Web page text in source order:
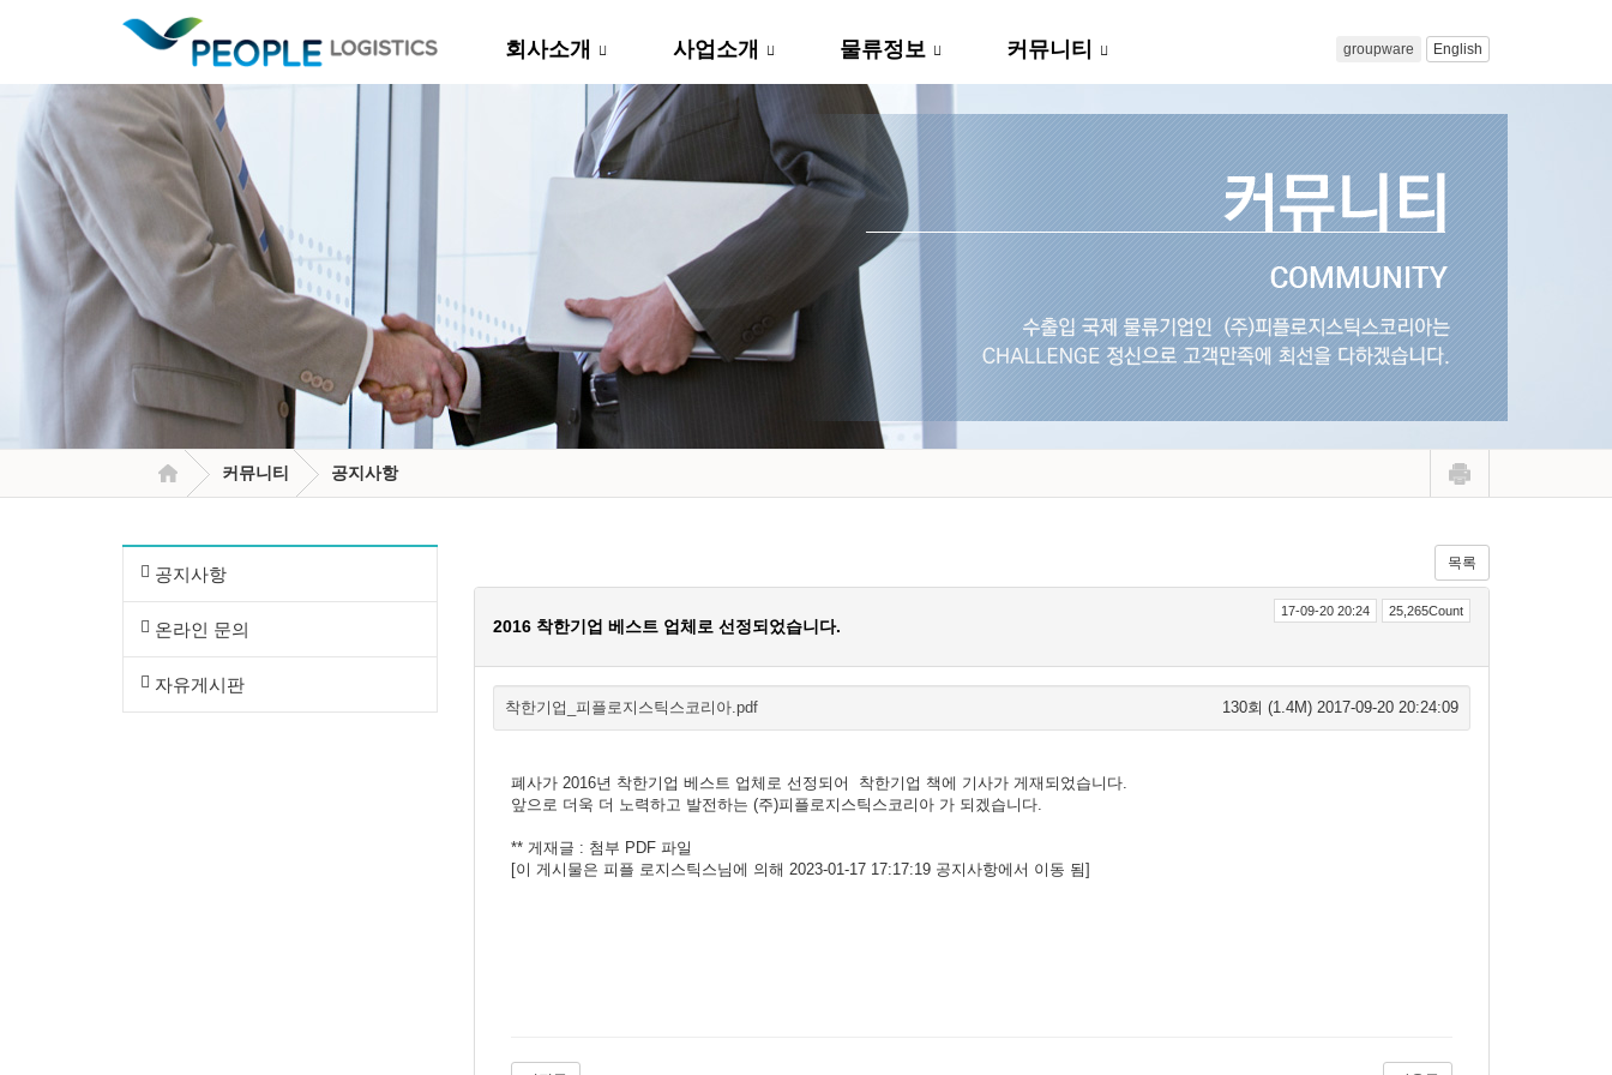
회사소개 사업소개 물류정보 커뮤니티 groupware English
커뮤니티 공지사항
공지사항
온라인 문의
자유게시판
목록
2016 착한기업 베스트 업체로 선정되었습니다.
17-09-20 20:24 25,265Count
착한기업_피플로지스틱스코리아.pdf 130회 (1.4M) 2017-09-20 20:24:09
폐사가 2016년 착한기업 베스트 업체로 선정되어 착한기업 책에 기사가 게재되었습니다.
앞으로 더욱 더 노력하고 발전하는 (주)피플로지스틱스코리아 가 되겠습니다.
** 게재글 : 첨부 PDF 파일
[이 게시물은 피플 로지스틱스님에 의해 2023-01-17 17:17:19 공지사항에서 이동 됨]